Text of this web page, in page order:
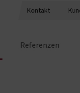
Kontakt
Referenzen